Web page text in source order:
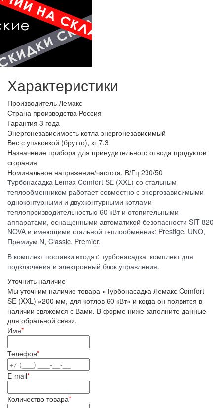
Характеристики
Производитель Лемакс
Страна производства Россия
Гарантия 3 года
Энергонезависимость котла энергонезависимый
Вес с упаковкой (брутто), кг 7.3
Назначение прибора для принудительного отвода продуктов
сгорания
Номинальное напряжение/частота, В/Гц 230/50
Турбонасадка Lemax Comfort SE (XXL) со стальным
теплообменником работает совместно с энергозависимыми
одноконтурными и двухконтурными котлами
теплопроизводительностью 60 кВт и отопительными
аппаратами, оснащенными автоматикой безопасности SIT 820
NOVA и имеющими стальной теплообменник: Prestige, UNO,
Премиум N, Classic, Premier.
В комплект поставки входят: турбонасадка, комплект для
подключения и электронный блок управления.
Уточнить наличие
Мы уточним наличие товара «Турбонасадка Лемакс Comfort
SE (XXL) ⌀200 мм, для котлов 60 кВт» и когда он появится в
наличии свяжемся с Вами. В форме ниже заполните данные
для обратьной связи.
Имя*
Телефон*
E-mail*
Количество товара*